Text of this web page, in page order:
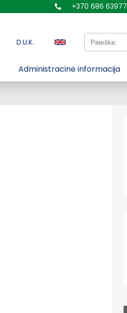
+370 686 63977
D.U.K. Paieška:
Administracinė informacija